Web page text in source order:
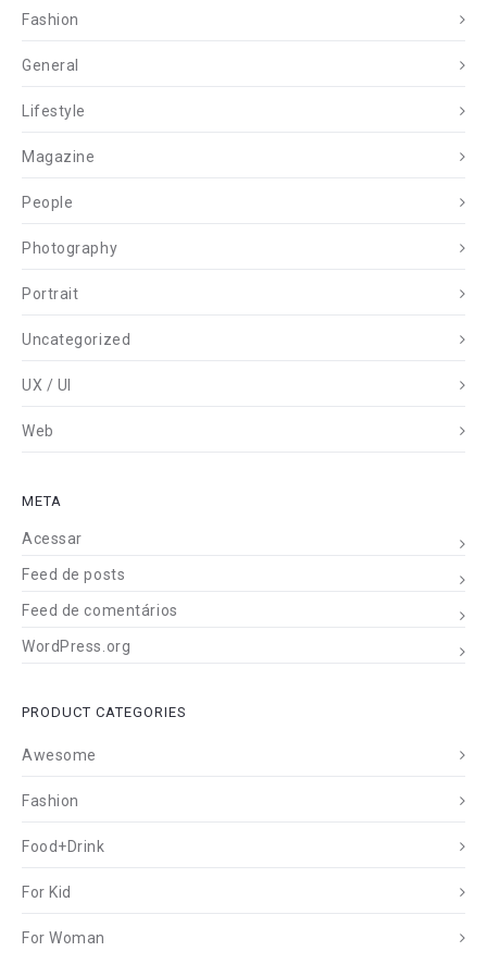
Fashion
General
Lifestyle
Magazine
People
Photography
Portrait
Uncategorized
UX / UI
Web
META
Acessar
Feed de posts
Feed de comentários
WordPress.org
PRODUCT CATEGORIES
Awesome
Fashion
Food+Drink
For Kid
For Woman